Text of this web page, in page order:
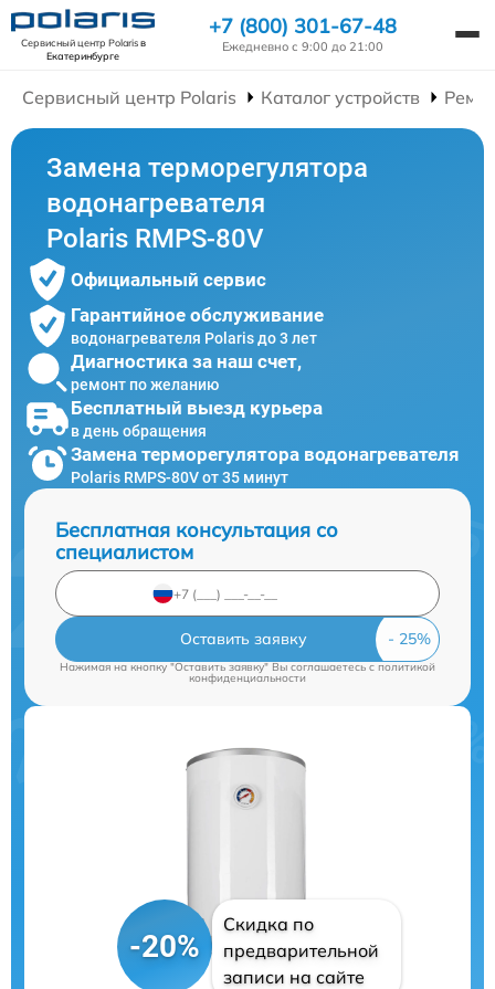
Сервисный центр Polarisв
Екатеринбурге
+7 (800) 301-67-48
Ежедневно с 9:00 до 21:00
Сервисный центр Polaris Каталог устройств
Замена терморегулятора
водонагревателя
Polaris RMPS-80V
Официальный сервис
Гарантийное обслуживание
водонагревателя Polaris до 3 лет
Диагностика за наш счет,
ремонт по желанию
Бесплатный выезд курьера
в день обращения
Замена терморегулятора водонагревателя
Polaris RMPS-80V от 35 минут
Бесплатная консультация со
специалистом
Оставить заявку
Нажимая на кнопку "Оставить заявку" Вы соглашаетесь cполитикой
конфиденциальности
-20%
Скидка по
предварительной
записи на сайте